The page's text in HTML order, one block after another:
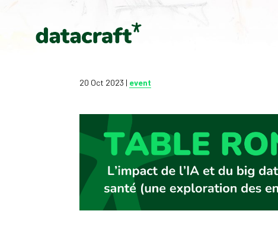
20 Oct 2023 | event